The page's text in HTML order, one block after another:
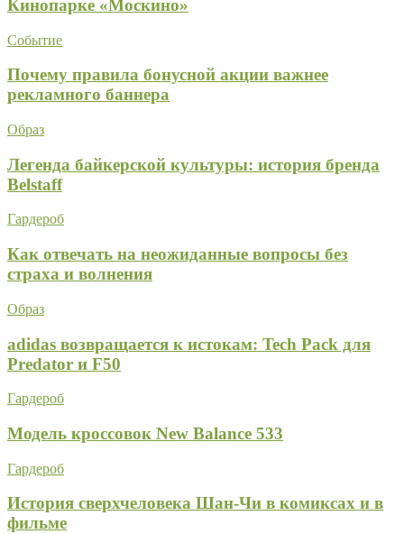
Кинопарке «Москино»
Событие
Почему правила бонусной акции важнее
рекламного баннера
Образ
Легенда байкерской культуры: история бренда
Belstaff
Гардероб
Как отвечать на неожиданные вопросы без
страха и волнения
Образ
adidas возвращается к истокам: Tech Pack для
Predator и F50
Гардероб
Модель кроссовок New Balance 533
Гардероб
История сверхчеловека Шан-Чи в комиксах и в
фильме